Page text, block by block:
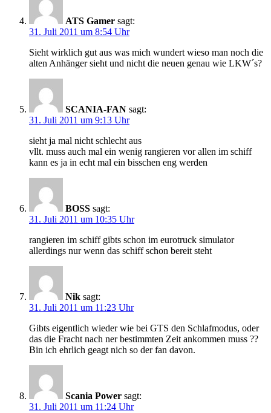
ATS Gamer sagt:
31. Juli 2011 um 8:54 Uhr
Sieht wirklich gut aus was mich wundert wieso man noch die
alten Anhänger sieht und nicht die neuen genau wie LKW´s?
SCANIA-FAN sagt:
31. Juli 2011 um 9:13 Uhr
sieht ja mal nicht schlecht aus
vllt. muss auch mal ein wenig rangieren vor allen im schiff
kann es ja in echt mal ein bisschen eng werden
BOSS sagt:
31. Juli 2011 um 10:35 Uhr
rangieren im schiff gibts schon im eurotruck simulator
allerdings nur wenn das schiff schon bereit steht
Nik sagt:
31. Juli 2011 um 11:23 Uhr
Gibts eigentlich wieder wie bei GTS den Schlafmodus, oder
das die Fracht nach ner bestimmten Zeit ankommen muss ??
Bin ich ehrlich geagt nich so der fan davon.
Scania Power sagt:
31. Juli 2011 um 11:24 Uhr